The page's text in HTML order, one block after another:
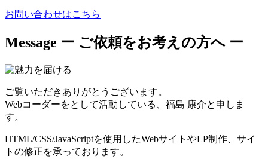
お問い合わせはこちら
Message ー ご依頼をお考えの方へ ー
ご覧いただきありがとうございます。
Webコーダーをとして活動している、福島 康介と申しま
す。
HTML/CSS/JavaScriptを使用したWebサイトやLP制作、サイ
トの修正を承っております。